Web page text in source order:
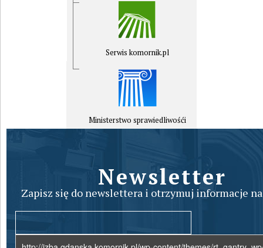
Serwis komornik.pl
Ministerstwo sprawiedliwośći
Newsletter
Zapisz się do newslettera i otrzymuj informacje